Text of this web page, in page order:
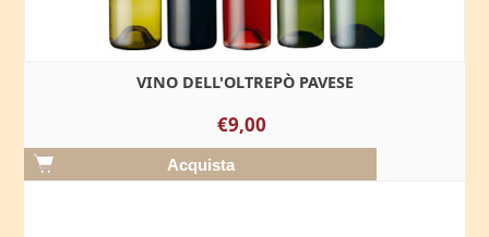
VINO DELL'OLTREPÒ PAVESE
€9,00